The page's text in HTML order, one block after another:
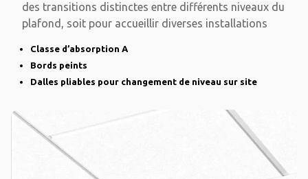
des transitions distinctes entre différents niveaux du
plafond, soit pour accueillir diverses installations
Classe d’absorption A
Bords peints
Dalles pliables pour changement de niveau sur site